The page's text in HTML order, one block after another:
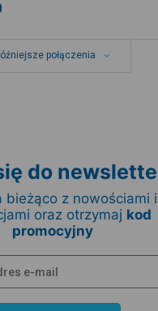
połączenia
do
bieżąco z nowościami i
oraz otrzymaj kod
promocyjny